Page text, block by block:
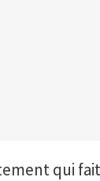
qui